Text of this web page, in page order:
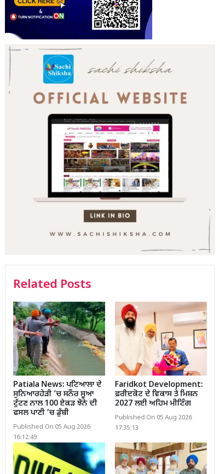
Related Posts
Patiala News: ਪਟਿਆਲਾ ਦੇ
ਸੁਨਿਆਰਹੇੜੀ ’ਚ ਸਨੌਰ ਸੂਆ
ਟੁੱਟਣ ਨਾਲ 100 ਏਕੜ ਝੋਨੇ ਦੀ
ਫਸਲ ਪਾਣੀ ’ਚ ਡੁੱਬੀ
Published On 05 Aug 2026
16:12:49
Faridkot Development:
ਫ਼ਰੀਦਕੋਟ ਦੇ ਵਿਕਾਸ ਤੇ ਮਿਸ਼ਨ
2027 ਲਈ ਅਹਿਮ ਮੀਟਿੰਗ
Published On 05 Aug 2026
17:35:13